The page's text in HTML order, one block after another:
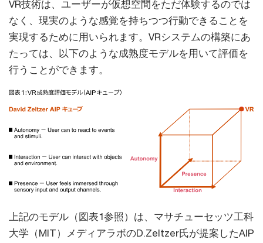
VR技術は、ユーザーが仮想空間をただ体験するのでは
なく、現実のような感覚を持ちつつ行動できることを
実現するために用いられます。VRシステムの構築にあ
たっては、以下のような成熟度モデルを用いて評価を
行うことができます。
上記のモデル（図表1参照）は、マサチューセッツ工科
大学（MIT）メディアラボのD.Zeltzer氏が提案したAIP